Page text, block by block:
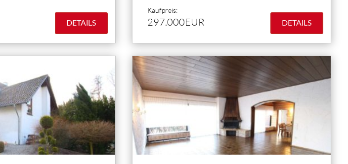
DETAILS
Kaufpreis:
297.000EUR DETAILS